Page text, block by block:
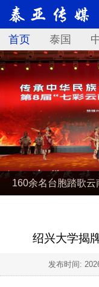
首页 泰国
160余名台胞踏歌
绍兴大学揭
发布时间: